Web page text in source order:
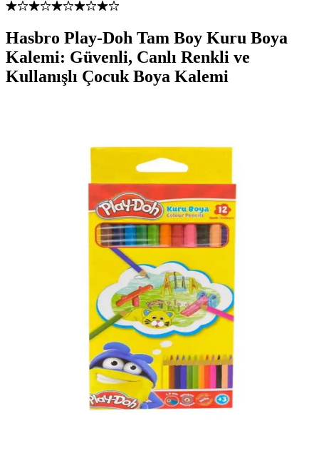
Hasbro Play-Doh Tam Boy Kuru Boya
Kalemi: Güvenli, Canlı Renkli ve
Kullanışlı Çocuk Boya Kalemi